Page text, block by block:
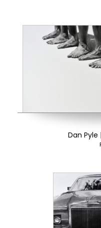
Dan Pyle